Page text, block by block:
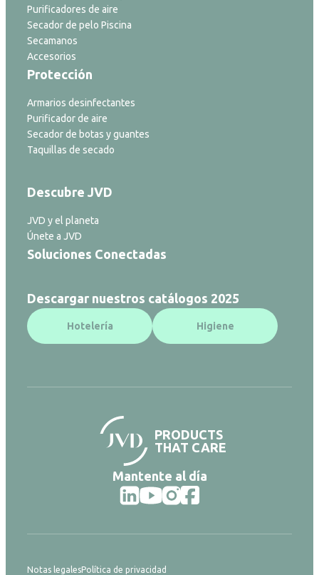
Purificadores de aire
Secador de pelo Piscina
Secamanos
Accesorios
Protección
Armarios desinfectantes
Purificador de aire
Secador de botas y guantes
Taquillas de secado
Descubre JVD
JVD y el planeta
Únete a JVD
Soluciones Conectadas
Descargar nuestros catálogos 2025
Hotelería Higiene
PRODUCTS
THAT CARE
Mantente al día
Notas legalesPolítica de privacidad